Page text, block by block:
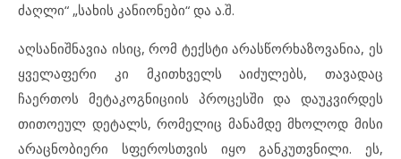
ძაღლი“ „სახის კანიონები“ და ა.შ.
აღსანიშნავია ისიც, რომ ტექსტი არასწორხაზოვანია, ეს
ყველაფერი კი მკითხველს აიძულებს, თავადაც
ჩაერთოს მეტაკოგნიციის პროცესში და დაუკვირდეს
თითოეულ დეტალს, რომელიც მანამდე მხოლოდ მისი
არაცნობიერი სფეროსთვის იყო განკუთვნილი. ეს,